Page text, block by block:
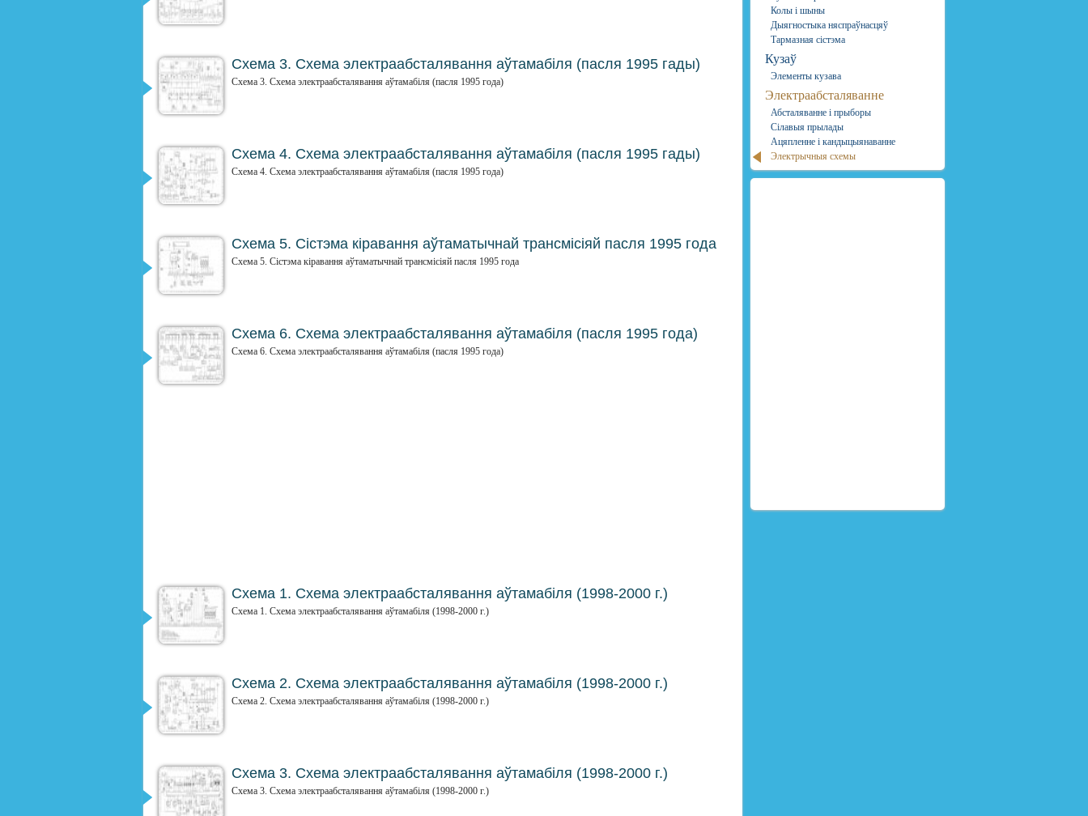
Схема 3. Схема электраабсталявання аўтамабіля (пасля 1995 гады)
Схема 3. Схема электраабсталявання аўтамабіля (пасля 1995 года)
Схема 4. Схема электраабсталявання аўтамабіля (пасля 1995 гады)
Схема 4. Схема электраабсталявання аўтамабіля (пасля 1995 года)
Схема 5. Сістэма кіравання аўтаматычнай трансмісіяй пасля 1995 года
Схема 5. Сістэма кіравання аўтаматычнай трансмісіяй пасля 1995 года
Схема 6. Схема электраабсталявання аўтамабіля (пасля 1995 года)
Схема 6. Схема электраабсталявання аўтамабіля (пасля 1995 года)
Схема 1. Схема электраабсталявання аўтамабіля (1998-2000 г.)
Схема 1. Схема электраабсталявання аўтамабіля (1998-2000 г.)
Схема 2. Схема электраабсталявання аўтамабіля (1998-2000 г.)
Схема 2. Схема электраабсталявання аўтамабіля (1998-2000 г.)
Схема 3. Схема электраабсталявання аўтамабіля (1998-2000 г.)
Схема 3. Схема электраабсталявання аўтамабіля (1998-2000 г.)
Колы і шыны
Дыягностыка няспраўнасцяў
Тармазная сістэма
Кузаў
Элементы кузава
Электраабсталяванне
Абсталяванне і прыборы
Сілавыя прылады
Ацяпленне і кандыцыянаванне
Электрычныя схемы